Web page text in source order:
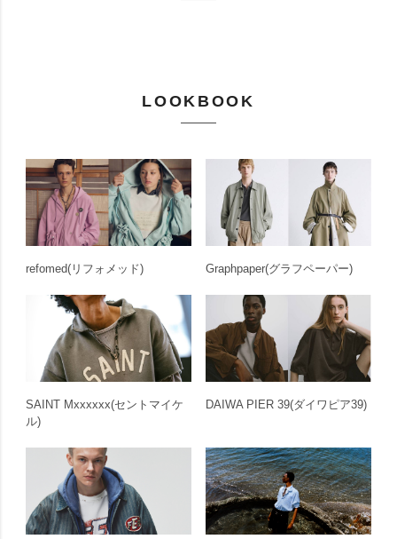
LOOKBOOK
refomed(リフォメッド) Graphpaper(グラフペーパー)
SAINT Mxxxxxx(セントマイケ
ル)
DAIWA PIER 39(ダイワピア39)